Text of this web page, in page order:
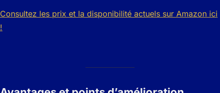
Consultez les prix et la disponibilité actuels sur Amazon ici
!